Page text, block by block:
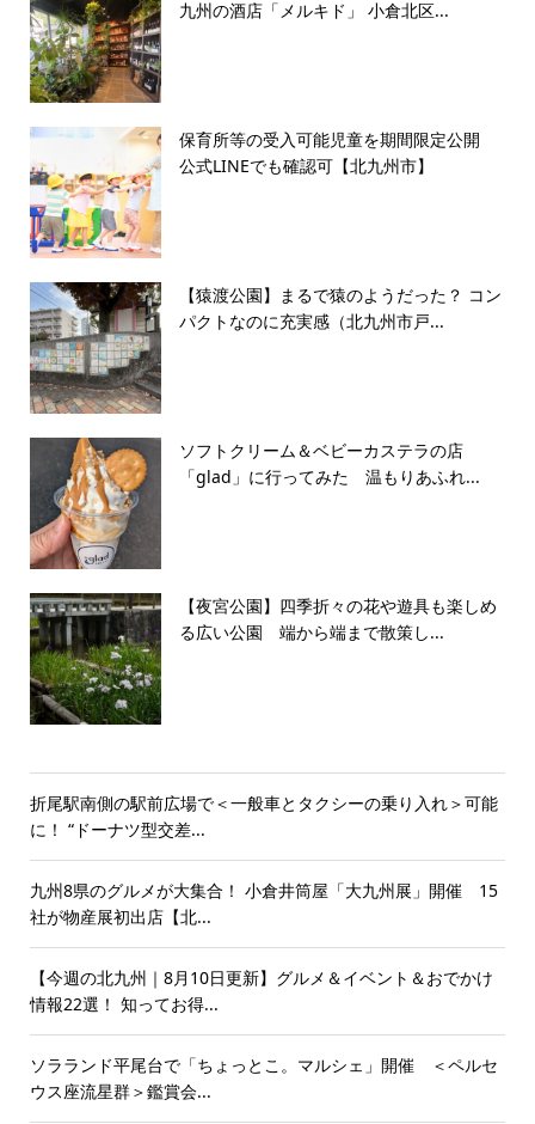
九州の酒店「メルキド」 小倉北区...
保育所等の受入可能児童を期間限定公開
公式LINEでも確認可【北九州市】
【猿渡公園】まるで猿のようだった？ コン
パクトなのに充実感（北九州市戸...
ソフトクリーム＆ベビーカステラの店
「glad」に行ってみた 温もりあふれ...
【夜宮公園】四季折々の花や遊具も楽しめ
る広い公園 端から端まで散策し...
折尾駅南側の駅前広場で＜一般車とタクシーの乗り入れ＞可能
に！ “ドーナツ型交差...
九州8県のグルメが大集合！ 小倉井筒屋「大九州展」開催 15
社が物産展初出店【北...
【今週の北九州｜8月10日更新】グルメ＆イベント＆おでかけ
情報22選！ 知ってお得...
ソラランド平尾台で「ちょっとこ。マルシェ」開催 ＜ペルセ
ウス座流星群＞鑑賞会...